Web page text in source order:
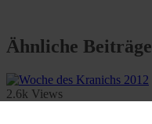
Ähnliche Beiträge
2.6k Views